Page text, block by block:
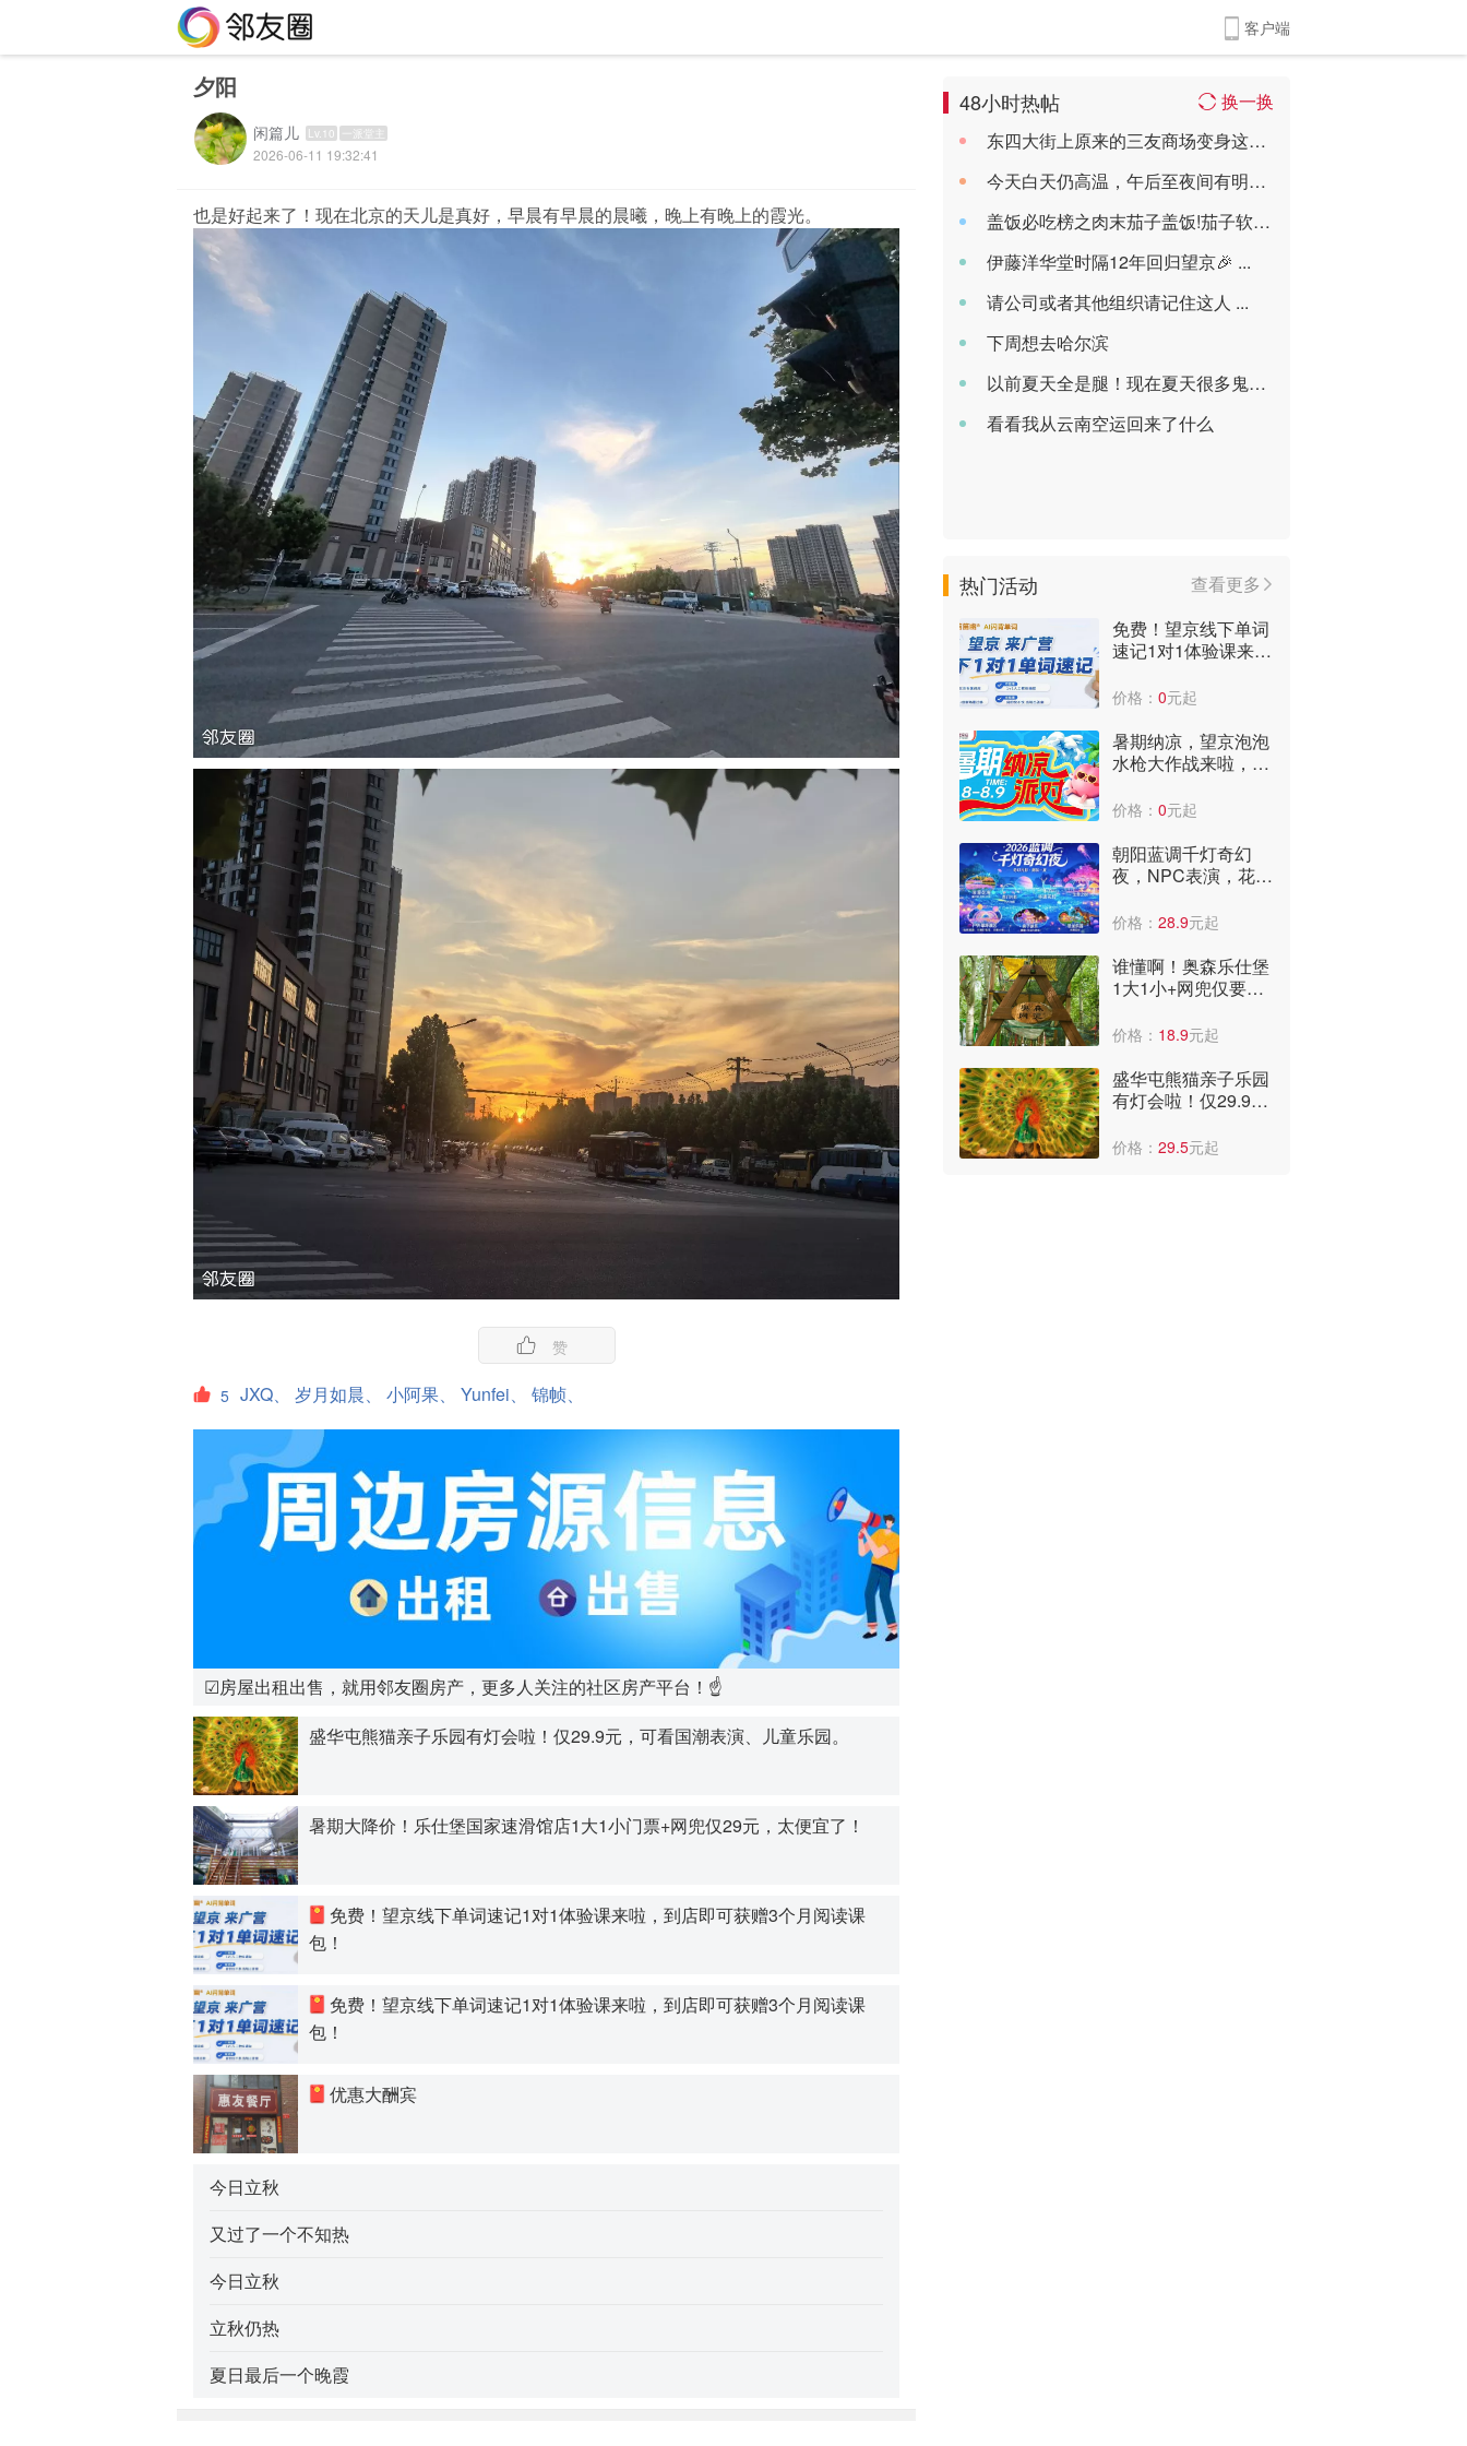
客户端
夕阳
闲篇儿 Lv.10 一派堂主
2026-06-11 19:32:41
也是好起来了！现在北京的天儿是真好，早晨有早晨的晨曦，晚上有晚上的霞光。
赞
5 JXQ、 岁月如晨、 小阿果、 Yunfei、 锦帧、
☑房屋出租出售，就用邻友圈房产，更多人关注的社区房产平台！☝
盛华屯熊猫亲子乐园有灯会啦！仅29.9元，可看国潮表演、儿童乐园。
暑期大降价！乐仕堡国家速滑馆店1大1小门票+网兜仅29元，太便宜了！
免费！望京线下单词速记1对1体验课来啦，到店即可获赠3个月阅读课
包！
免费！望京线下单词速记1对1体验课来啦，到店即可获赠3个月阅读课
包！
优惠大酬宾
今日立秋
又过了一个不知热
今日立秋
立秋仍热
夏日最后一个晚霞
48小时热帖
换一换
东四大街上原来的三友商场变身这样喽 ...
今天白天仍高温，午后至夜间有明显雷雨，最 ...
盖饭必吃榜之肉末茄子盖饭!茄子软嫩入味， ...
伊藤洋华堂时隔12年回归望京🎉 ...
请公司或者其他组织请记住这人 ...
下周想去哈尔滨
以前夏天全是腿！现在夏天很多鬼！ ...
看看我从云南空运回来了什么
热门活动
查看更多
免费！望京线下单词
速记1对1体验课来
个月阅读课包！
价格： 0元起
暑期纳凉，望京泡泡
水枪大作战来啦，报
全场，爽翻天~
价格： 0元起
朝阳蓝调千灯奇幻
夜，NPC表演，花神
花！快来
价格： 28.9元起
谁懂啊！奥森乐仕堡
1大1小+网兜仅要
全年低价啊！
价格： 18.9元起
盛华屯熊猫亲子乐园
有灯会啦！仅29.9
儿童乐园。
价格： 29.5元起